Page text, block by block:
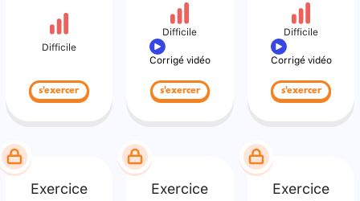
Difficile
s'exercer
Difficile
Corrigé vidéo
s'exercer
Difficile
Corrigé vidéo
s'exercer
Exercice Exercice Exercice